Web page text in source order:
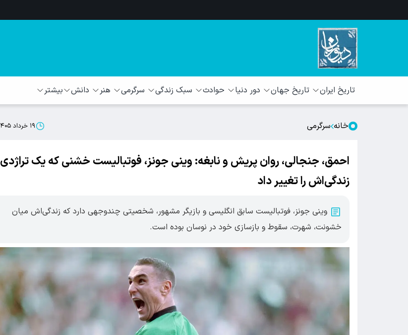
تاریخ ایران تاریخ جهان دور دنیا حوادث سبک زندگی سرگرمی هنر دانش بیشتر
خانه سرگرمی ۱۹ خرداد ۱۴۰۵ ۱۱:۰۰
احمق، جنجالی، روان پریش و نابغه: وینی جونز، فوتبالیست خشنی که یک تراژدی
زندگی‌اش را تغییر داد
وینی جونز، فوتبالیست سابق انگلیسی و بازیگر مشهور، شخصیتی چندوجهی دارد که زندگی‌اش میان
خشونت، شهرت، سقوط و بازسازی خود در نوسان بوده است.